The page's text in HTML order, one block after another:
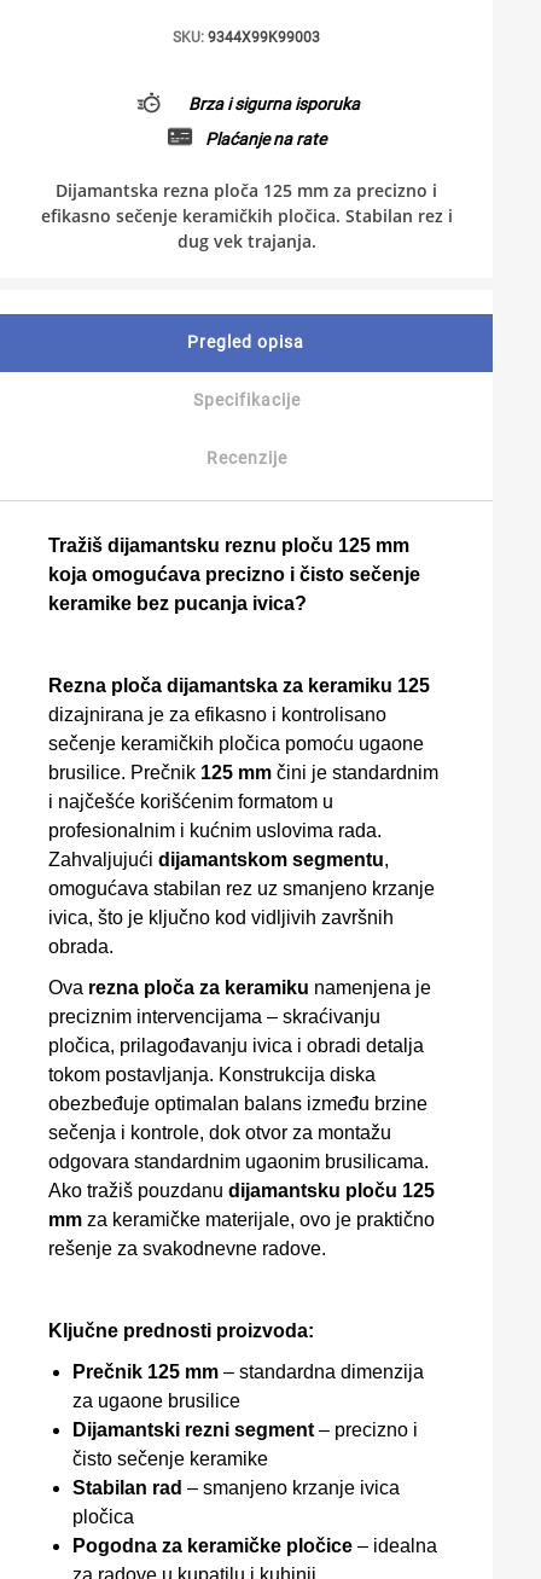
SKU: 9344X99K99003
Brza i sigurna isporuka
Plaćanje na rate
Dijamantska rezna ploča 125 mm za precizno i
efikasno sečenje keramičkih pločica. Stabilan rez i
dug vek trajanja.
Pregled opisa
Specifikacije
Recenzije
Tražiš dijamantsku reznu ploču 125 mm
koja omogućava precizno i čisto sečenje
keramike bez pucanja ivica?
Rezna ploča dijamantska za keramiku 125
dizajnirana je za efikasno i kontrolisano
sečenje keramičkih pločica pomoću ugaone
brusilice. Prečnik 125 mm čini je standardnim
i najčešće korišćenim formatom u
profesionalnim i kućnim uslovima rada.
Zahvaljujući dijamantskom segmentu,
omogućava stabilan rez uz smanjeno krzanje
ivica, što je ključno kod vidljivih završnih
obrada.
Ova rezna ploča za keramiku namenjena je
preciznim intervencijama – skraćivanju
pločica, prilagođavanju ivica i obradi detalja
tokom postavljanja. Konstrukcija diska
obezbeđuje optimalan balans između brzine
sečenja i kontrole, dok otvor za montažu
odgovara standardnim ugaonim brusilicama.
Ako tražiš pouzdanu dijamantsku ploču 125
mm za keramičke materijale, ovo je praktično
rešenje za svakodnevne radove.
Ključne prednosti proizvoda:
Prečnik 125 mm – standardna dimenzija
za ugaone brusilice
Dijamantski rezni segment – precizno i
čisto sečenje keramike
Stabilan rad – smanjeno krzanje ivica
pločica
Pogodna za keramičke pločice – idealna
za radove u kupatilu i kuhinji